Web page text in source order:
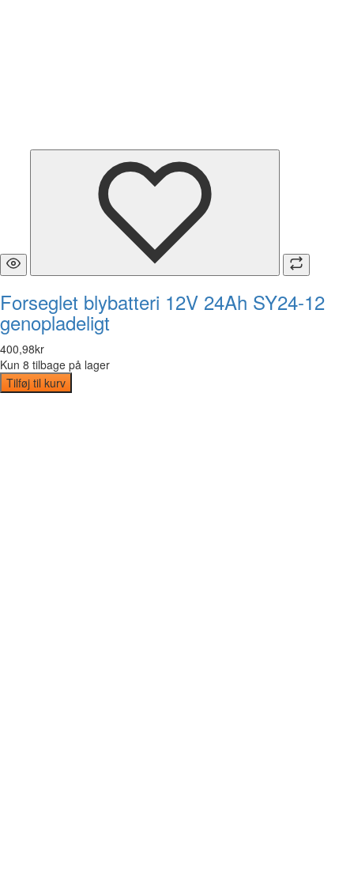
Forseglet blybatteri 12V 24Ah SY24-12
genopladeligt
400,98kr
Kun 8 tilbage på lager
Tilføj til kurv